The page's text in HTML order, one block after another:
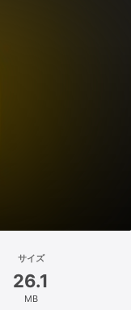
サイズ
26.1
MB